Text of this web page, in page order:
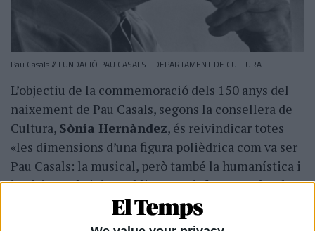
Pau Casals // FUNDACIÓ PAU CASALS - DEPARTAMENT DE CULTURA
L’objectiu de la commemoració dels 150 anys del
naixement de Pau Casals, segons la consellera de
Cultura, Sònia Hernàndez, és reivindicar totes
«les dimensions d’una figura polièdrica com va ser
Pau Casals: la musical, però també la humanística i
la cívica». El violoncel·lista va «defensar amb valor»
—ha afegit Hernàndez—, uns «valors que el Govern
voldria defensar ara que està amenaçada la pau